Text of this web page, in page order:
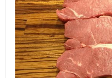
TILBUD
PROFIL
VILKÅR